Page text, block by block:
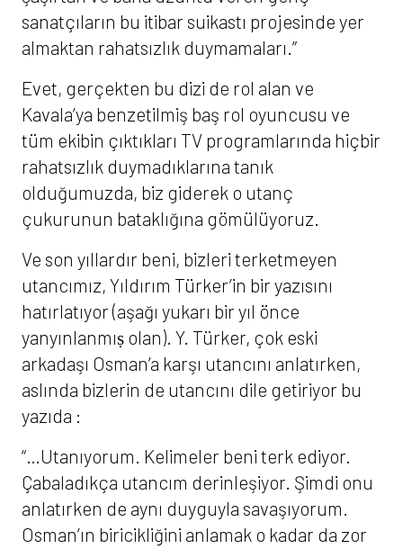
sanatçıların bu itibar suikastı projesinde yer
almaktan rahatsızlık duymamaları.”
Evet, gerçekten bu dizi de rol alan ve
Kavala’ya benzetilmiş baş rol oyuncusu ve
tüm ekibin çıktıkları TV programlarında hiçbir
rahatsızlık duymadıklarına tanık
olduğumuzda, biz giderek o utanç
çukurunun bataklığına gömülüyoruz.
Ve son yıllardır beni, bizleri terketmeyen
utancımız, Yıldırım Türker’in bir yazısını
hatırlatıyor (aşağı yukarı bir yıl önce
yanyınlanmıṣ olan). Y. Türker, çok eski
arkadaşı Osman’a karşı utancını anlatırken,
aslında bizlerin de utancını dile getiriyor bu
yazıda :
“…Utanıyorum. Kelimeler beni terk ediyor.
Çabaladıkça utancım derinleşiyor. Şimdi onu
anlatırken de aynı duyguyla savaşıyorum.
Osman’ın biricikliğini anlamak o kadar da zor